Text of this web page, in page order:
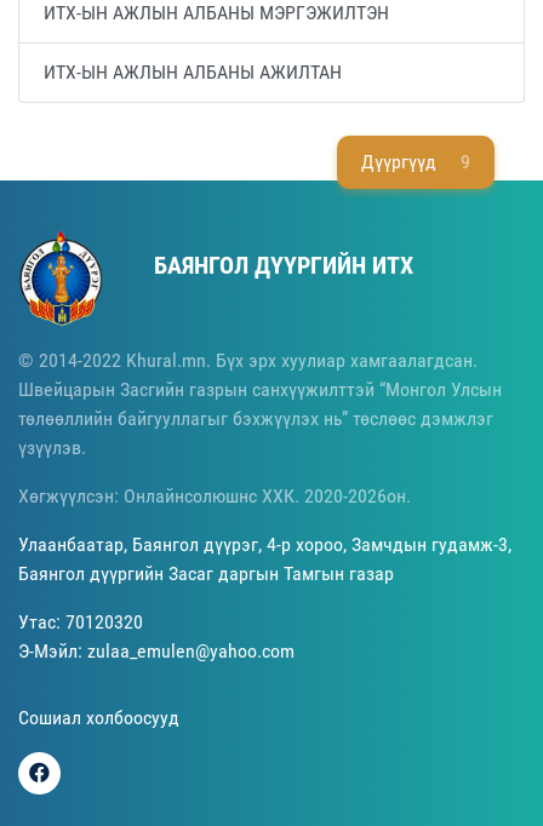
Дүүргүүд 9
ИТХ-ЫН АЖЛЫН АЛБАНЫ МЭРГЭЖИЛТЭН
ИТХ-ЫН АЖЛЫН АЛБАНЫ АЖИЛТАН
БАЯНГОЛ ДҮҮРГИЙН ИТХ
© 2014-2022 Khural.mn. Бүх эрх хуулиар хамгаалагдсан.
Швейцарын Засгийн газрын санхүүжилттэй “Монгол Улсын
төлөөллийн байгууллагыг бэхжүүлэх нь” төслөөс дэмжлэг
үзүүлэв.
Хөгжүүлсэн: Онлайнсолюшнс ХХК. 2020-2026он.
Улаанбаатар, Баянгол дүүрэг, 4-р хороо, Замчдын гудамж-3,
Баянгол дүүргийн Засаг даргын Тамгын газар
Утас: 70120320
Э-Мэйл: zulaa_emulen@yahoo.com
Сошиал холбоосууд